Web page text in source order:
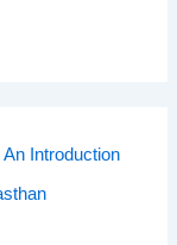
An Introduction